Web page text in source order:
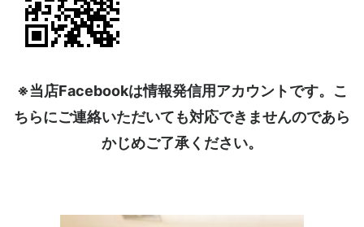
※当店Facebookは情報発信用アカウントです。こ
ちらにご連絡いただいても対応できませんのであら
かじめご了承ください。